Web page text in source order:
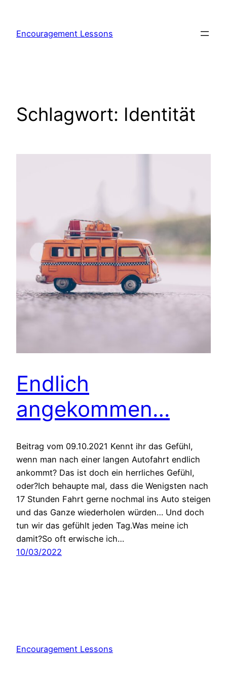
Encouragement Lessons
Schlagwort: Identität
Endlich
angekommen…
Beitrag vom 09.10.2021 Kennt ihr das Gefühl,
wenn man nach einer langen Autofahrt endlich
ankommt? Das ist doch ein herrliches Gefühl,
oder?Ich behaupte mal, dass die Wenigsten nach
17 Stunden Fahrt gerne nochmal ins Auto steigen
und das Ganze wiederholen würden… Und doch
tun wir das gefühlt jeden Tag.Was meine ich
damit?So oft erwische ich…
10/03/2022
Encouragement Lessons